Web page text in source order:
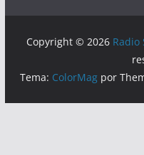
Copyright © 2026 Radio
Tema: ColorMag por